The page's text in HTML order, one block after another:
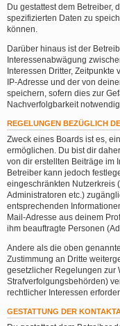
Du gestattest dem Betreiber,
spezifizierten Daten zu
können.
Darüber hinaus ist der
Interessenabwägung
Interessen Dritter, Zeitpunkte
IP-Adresse und der von
speichern, sofern dies zur
Nachverfolgbarkeit notwendig
REGELUNGEN BEZÜGLICH
Zweck eines Boards ist es,
ermöglichen. Du bist dir
von dir erstellten Beiträge im
Betreiber kann jedoch
eingeschränkten Nutzerkreis
Administratoren etc.)
entsprechenden
Mail-Adresse aus deinem
ihm beauftragte Personen
Andere als die oben
Zustimmung an Dritte
gesetzlicher Regelungen zur
Strafverfolgungsbehörden)
rechtlicher Interessen
GESTATTUNG DER